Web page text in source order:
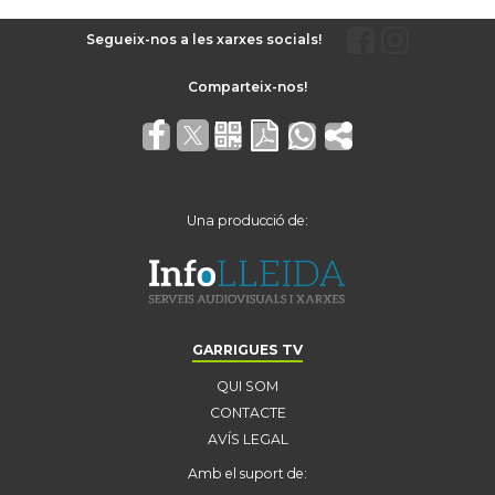
Segueix-nos a les xarxes socials!
Una producció de:
GARRIGUES TV
QUI SOM
CONTACTE
AVÍS LEGAL
Amb el suport de: